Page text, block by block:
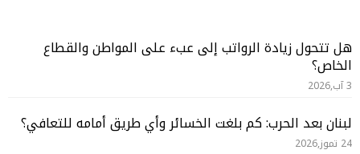
هل تتحول زيادة الرواتب إلى عبء على المواطن والقطاع
الخاص؟
3 آب,2026
لبنان بعد الحرب: كم بلغت الخسائر وأي طريق أمامه للتعافي؟
24 تموز,2026